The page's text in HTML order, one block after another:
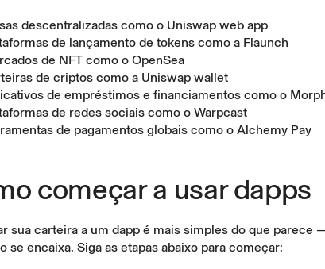
descentralizadas como o Uniswap web app
de lançamento de tokens como a Flaunch
de NFT como o OpenSea
de criptos como a Uniswap wallet
de empréstimos e financiamentos como o
de redes sociais como o Warpcast
de pagamentos globais como o Alchemy Pay
começar a usar dapps
sua carteira a um dapp é mais simples do que parece
se encaixa. Siga as etapas abaixo para começar: